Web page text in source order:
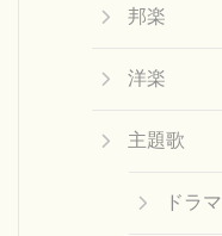
邦楽
洋楽
主題歌
ドラマ